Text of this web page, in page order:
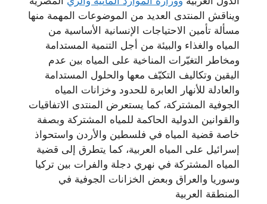
ويناقش المنتدى العديد من الموضوعات المهمة منها
مسألة تأمين الاحتياجات الإنسانية الأساسية من
المياه والغذاء والبيئة من أجل التنمية المستدامة
ومخاطر التغيّرات المناخية على المياه بين عدم
اليقين وتكاليف التكيّف معها والحلول المستدامة
والعادلة للأنهار العابرة للحدود وخزانات المياه
الجوفية المشتركة، كما يستعرض المنتدى الاتفاقيات
والقوانين الدولية الحاكمة للمياه المشتركة وبصفة
خاصة قضية المياه في فلسطين والأردن واستحواذ
إسرائيل على المياه العربية، كما يتطرق إلى قضية
المياه المشتركة في نهري دجلة والفرات بين تركيا
وسوريا والعراق وبعض الخزانات الجوفية في
المنطقة العربية